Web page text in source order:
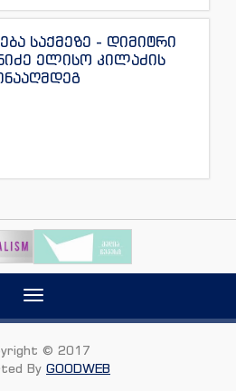
საქმეზე - დიმიტრი
ელისო კილაძის
Toggle
© 2017
By GOODWEB